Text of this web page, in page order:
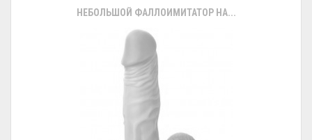
НЕБОЛЬШОЙ ФАЛЛОИМИТАТОР НА...